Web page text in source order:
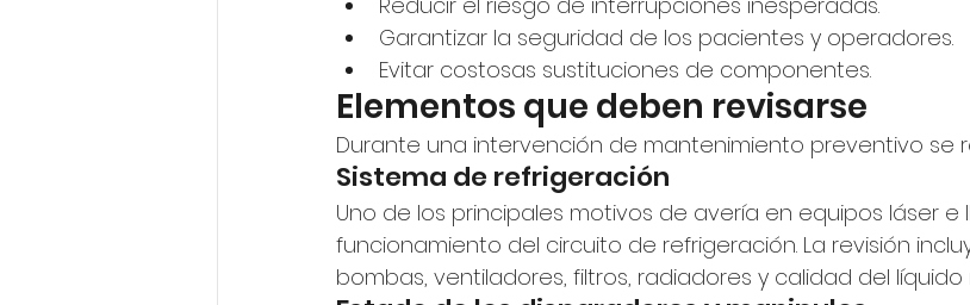
Garantizar la seguridad de los pacientes y operadores.
Evitar costosas sustituciones de componentes.
Elementos que deben revisarse
Durante una intervención de mantenimiento preventivo se
Sistema de refrigeración
Uno de los principales motivos de avería en equipos láser e
funcionamiento del circuito de refrigeración. La revisión
bombas, ventiladores, filtros, radiadores y calidad del